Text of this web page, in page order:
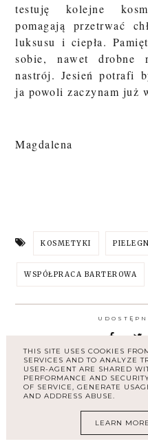
testuję kolejne
pomagają przetrwać
luksusu i ciepła.
sobie, nawet drobne
nastrój. Jesień potrafi
ja powoli zaczynam już
Magdalena
KOSMETYKI
WSPÓŁPRACA BARTEROWA
←Nowszy post
Ziaja Baltic Home Spa
codzienną pielęgnację
THIS SITE USES COOKIES
SERVICES AND TO ANALYZE
USER-AGENT ARE SHARED
PERFORMANCE AND
OF SERVICE, GENERATE
AND ADDRESS ABUSE.
LEARN MORE